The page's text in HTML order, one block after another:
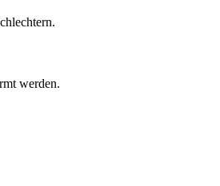
werden.